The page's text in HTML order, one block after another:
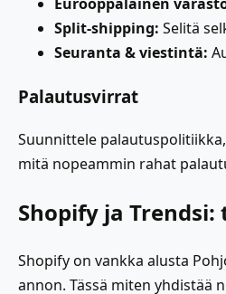
Split-shipping: Selitä
Seuranta & viestintä:
Palautusvirrat
Suunnittele
mitä nopeammin rahat
Shopify ja
Shopify on vankka alusta
annon. Tässä miten yhdistää